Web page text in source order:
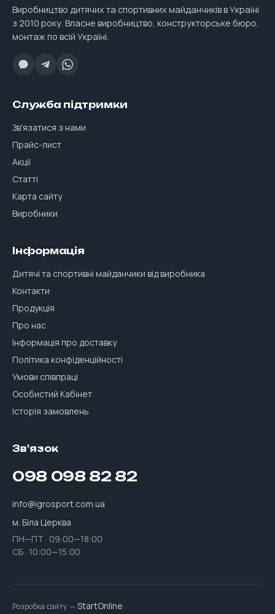
Виробництво дитячих та спортивних майданчиків в Україні
з 2010 року. Власне виробництво, конструкторське бюро,
монтаж по всій Україні.
Служба підтримки
Зв'язатися з нами
Прайс-лист
Акції
Статті
Карта сайту
Виробники
Інформація
Дитячі та спортивні майданчики від виробника
Контакти
Продукція
Про нас
Інформація про доставку
Політика конфіденційності
Умови співпраці
Особистий Кабінет
Історія замовлень
Зв'язок
098 098 82 82
info@igrosport.com.ua
м. Біла Церква
ПН—ПТ · 09:00—18:00
СБ · 10:00—15:00
Розробка сайту — StartOnline